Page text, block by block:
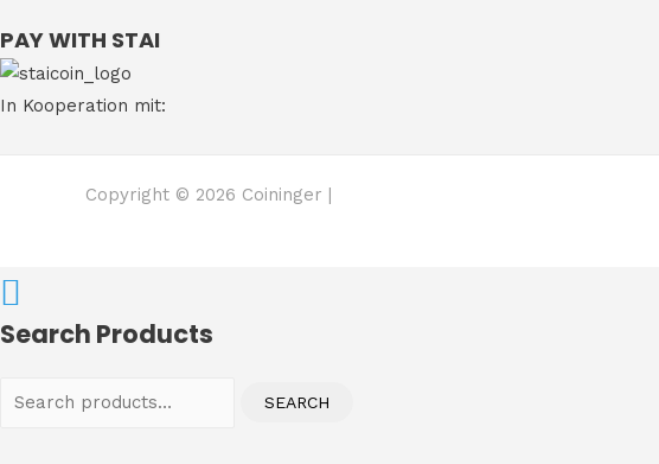
PAY WITH STAI
In Kooperation mit:
Copyright © 2026 Coininger |
Search Products
Search
SEARCH